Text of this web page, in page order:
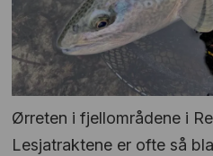
Ørreten i fjellområdene i
Lesjatraktene er ofte så